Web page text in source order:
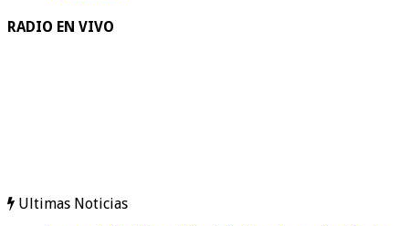
RADIO EN VIVO
Ultimas Noticias